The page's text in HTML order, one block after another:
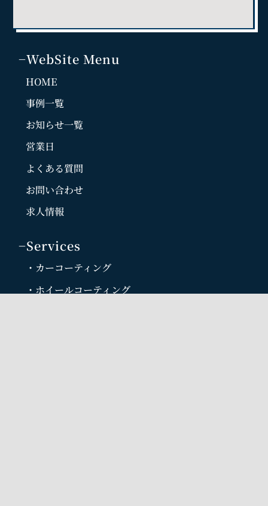
−WebSite Menu
HOME
事例一覧
お知らせ一覧
営業日
よくある質問
お問い合わせ
求人情報
−Services
・カーコーティング
・ホイールコーティング